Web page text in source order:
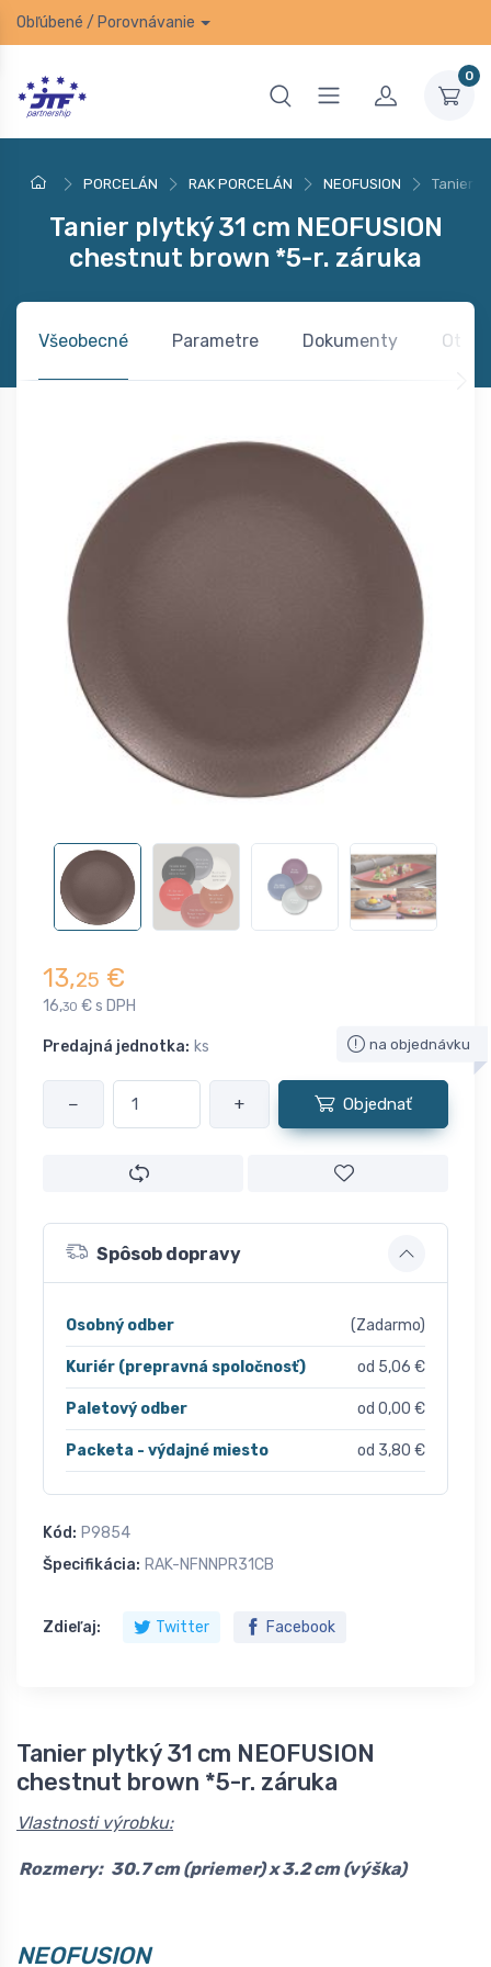
Obľúbené / Porovnávanie
0
PORCELÁN RAK PORCELÁN NEOFUSION Tanier
Tanier plytký 31 cm NEOFUSION
chestnut brown *5-r. záruka
Všeobecné Parametre Dokumenty
13,25 €
16,30 € s DPH
Predajná jednotka: ks na objednávku
− + Objednať
Spôsob dopravy
Osobný odber (Zadarmo)
Kuriér (prepravná spoločnosť) od 5,06 €
Paletový odber od 0,00 €
Packeta - výdajné miesto od 3,80 €
Kód: P9854
Špecifikácia: RAK-NFNNPR31CB
Zdieľaj: Twitter Facebook
Tanier plytký 31 cm NEOFUSION
chestnut brown *5-r. záruka
Vlastnosti výrobku:
Rozmery: 30.7 cm (priemer) x 3.2 cm (výška)
NEOFUSION